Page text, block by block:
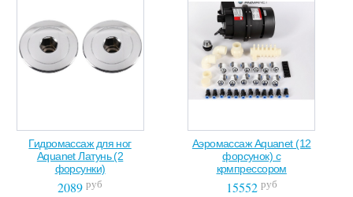
Гидромассаж для ног
Aquanet Латунь (2
форсунки)
2089 руб
Аэромассаж Aquanet (12
форсунок) с
крмпрессором
15552 руб